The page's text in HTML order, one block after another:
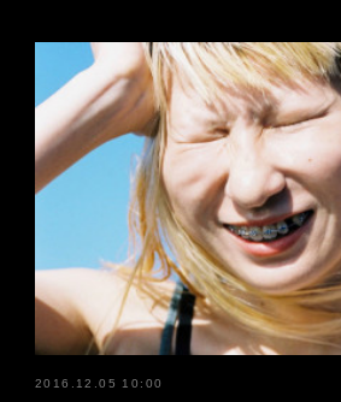
2016.12.05 10:00